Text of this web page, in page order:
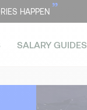
HAPPEN ”
SALARY GUIDES